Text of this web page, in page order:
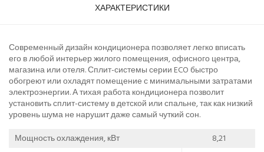
ХАРАКТЕРИСТИКИ
Современный дизайн кондиционера позволяет легко вписать
его в любой интерьер жилого помещения, офисного центра,
магазина или отеля. Сплит-системы серии ECO быстро
обогреют или охладят помещение с минимальными затратами
электроэнергии. А тихая работа кондиционера позволит
установить сплит-систему в детской или спальне, так как низкий
уровень шума не нарушит даже самый чуткий сон.
Мощность охлаждения, кВт
8,21